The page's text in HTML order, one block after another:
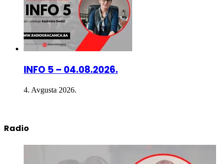
INFO 5 – 04.08.2026.
4. Avgusta 2026.